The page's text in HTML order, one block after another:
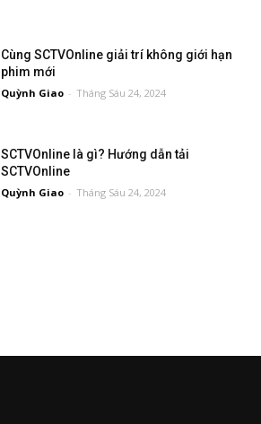
Cùng SCTVOnline giải trí không giới hạn
phim mới
Quỳnh Giao - Tháng Sáu 24, 2024
SCTVOnline là gì? Hướng dẫn tải
SCTVOnline
Quỳnh Giao - Tháng Sáu 24, 2024